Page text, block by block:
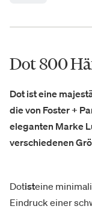
Dot 800
Dot ist eine
die von Foster +
eleganten Marke
verschiedenen
Dotisteine
Eindruck einer